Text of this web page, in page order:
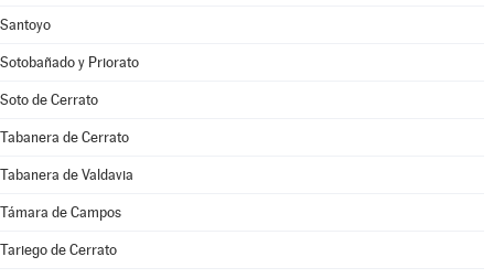
Santoyo
Sotobañado y Priorato
Soto de Cerrato
Tabanera de Cerrato
Tabanera de Valdavia
Támara de Campos
Tariego de Cerrato